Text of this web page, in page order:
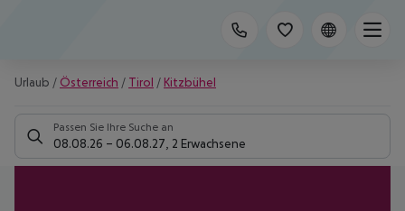
Urlaub / Österreich / Tirol / Kitzbühel
Passen Sie Ihre Suche an
08.08.26 – 06.08.27 2 Erwachsene